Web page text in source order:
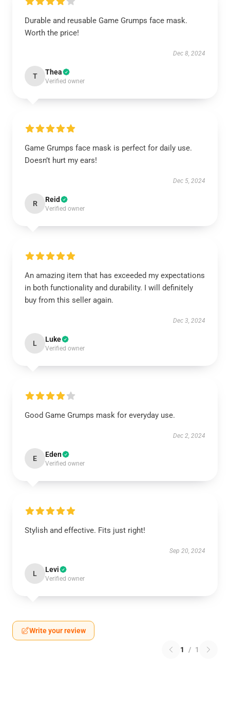
Durable and reusable Game Grumps face mask.
Worth the price!
Dec 8, 2024
T Thea
Verified owner
Game Grumps face mask is perfect for daily use.
Doesn’t hurt my ears!
Dec 5, 2024
R Reid
Verified owner
An amazing item that has exceeded my expectations
in both functionality and durability. I will definitely
buy from this seller again.
Dec 3, 2024
L Luke
Verified owner
Good Game Grumps mask for everyday use.
Dec 2, 2024
E Eden
Verified owner
Stylish and effective. Fits just right!
Sep 20, 2024
L Levi
Verified owner
Write your review
1 / 1